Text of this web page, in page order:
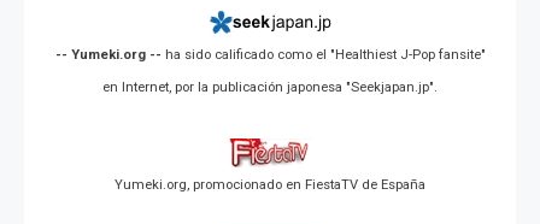
-- Yumeki.org -- ha sido calificado como el "Healthiest J-Pop fansite"
en Internet, por la publicación japonesa "Seekjapan.jp".
Yumeki.org, promocionado en FiestaTV de España